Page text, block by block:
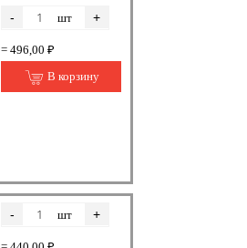
- шт +
= 496,00 ₽
В корзину
- шт +